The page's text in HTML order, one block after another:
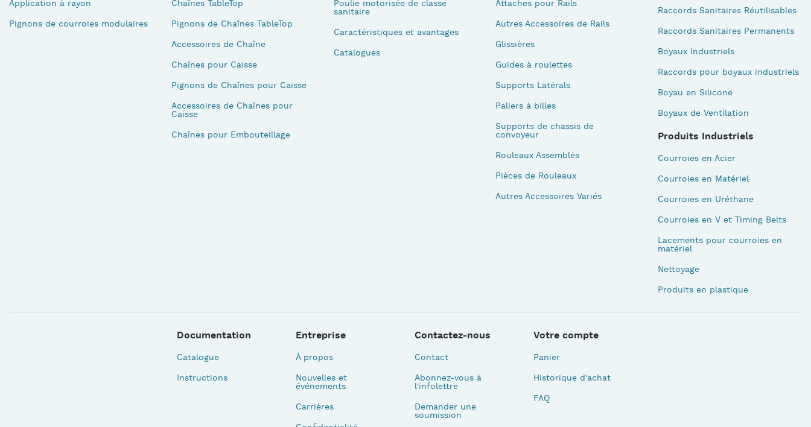
Application à rayon
Pignons de courroies modulaires
Chaînes TableTop
Pignons de Chaînes TableTop
Accessoires de Chaîne
Chaînes pour Caisse
Pignons de Chaînes pour Caisse
Accessoires de Chaînes pour
Caisse
Chaînes pour Embouteillage
Poulie motorisée de classe
sanitaire
Caractéristiques et avantages
Catalogues
Attaches pour Rails
Autres Accessoires de Rails
Glissières
Guides à roulettes
Supports Latérals
Paliers à billes
Supports de chassis de
convoyeur
Rouleaux Assemblés
Pièces de Rouleaux
Autres Accessoires Variés
Raccords Sanitaires Réutilisables
Raccords Sanitaires Permanents
Boyaux Industriels
Raccords pour boyaux industriels
Boyau en Silicone
Boyaux de Ventilation
Produits Industriels
Courroies en Acier
Courroies en Matériel
Courroies en Uréthane
Courroies en V et Timing Belts
Lacements pour courroies en
matériel
Nettoyage
Produits en plastique
Documentation
Catalogue
Instructions
Entreprise
À propos
Nouvelles et
événements
Carrières
Contactez-nous
Contact
Abonnez-vous à
l'infolettre
Demander une
soumission
Votre compte
Panier
Historique d'achat
FAQ